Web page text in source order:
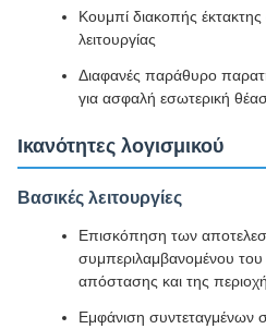
Κουμπί διακοπής
λειτουργίας
Διαφανές παράθυρο
για ασφαλή εσωτερική
Ικανότητες λογισμικού
Βασικές λειτουργίες
Επισκόπηση των
συμπεριλαμβανομένου
απόστασης και της
Εμφάνιση συντεταγμένων